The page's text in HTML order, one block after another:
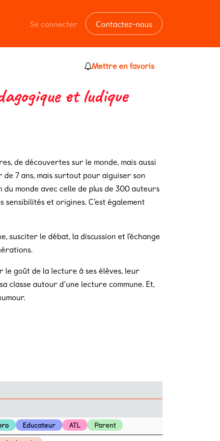
Se connecter Contactez-nous
Mettre en favoris
et ludique
de découvertes sur le monde, mais aussi
7 ans, mais surtout pour aiguiser son
monde avec celle de plus de 300 auteurs
et origines. C’est également
susciter le débat, la discussion et l’échange
goût de la lecture à ses élèves, leur
classe autour d’une lecture commune. Et,
Educateur ATL Parent